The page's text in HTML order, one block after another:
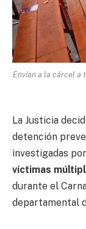
Envían a la cárcel a
La Justicia
detención
investigadas
víctimas
durante el
departamental